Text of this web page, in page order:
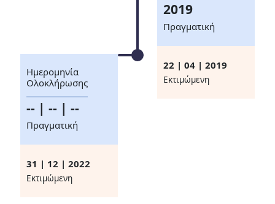
2019
Πραγματική
22 | 04 | 2019
Eκτιμώμενη
Ημερομηνία
Ολοκλήρωσης
-- | -- | --
Πραγματική
31 | 12 | 2022
Eκτιμώμενη